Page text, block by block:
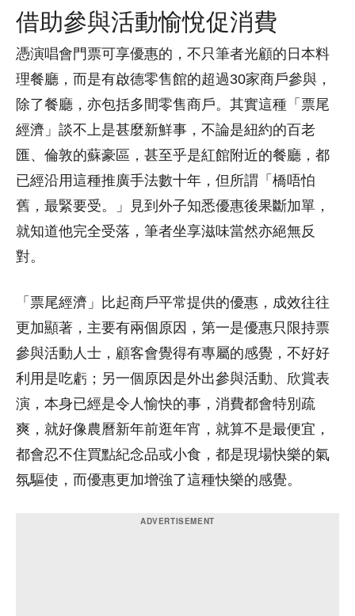
借助參與活動愉悅促消費
憑演唱會門票可享優惠的，不只筆者光顧的日本料
理餐廳，而是有啟德零售館的超過30家商戶參與，
除了餐廳，亦包括多間零售商戶。其實這種「票尾
經濟」談不上是甚麼新鮮事，不論是紐約的百老
匯、倫敦的蘇豪區，甚至乎是紅館附近的餐廳，都
已經沿用這種推廣手法數十年，但所謂「橋唔怕
舊，最緊要受。」見到外子知悉優惠後果斷加單，
就知道他完全受落，筆者坐享滋味當然亦絕無反
對。
「票尾經濟」比起商戶平常提供的優惠，成效往往
更加顯著，主要有兩個原因，第一是優惠只限持票
參與活動人士，顧客會覺得有專屬的感覺，不好好
利用是吃虧；另一個原因是外出參與活動、欣賞表
演，本身已經是令人愉快的事，消費都會特別疏
爽，就好像農曆新年前逛年宵，就算不是最便宜，
都會忍不住買點紀念品或小食，都是現場快樂的氣
氛驅使，而優惠更加增強了這種快樂的感覺。